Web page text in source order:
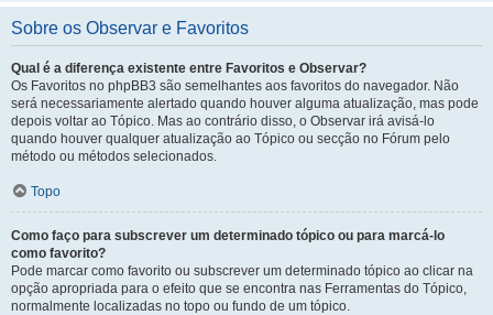
Sobre os Observar e Favoritos
Qual é a diferença existente entre Favoritos e Observar?
Os Favoritos no phpBB3 são semelhantes aos favoritos do navegador. Não
será necessariamente alertado quando houver alguma atualização, mas pode
depois voltar ao Tópico. Mas ao contrário disso, o Observar irá avisá-lo
quando houver qualquer atualização ao Tópico ou secção no Fórum pelo
método ou métodos selecionados.
Topo
Como faço para subscrever um determinado tópico ou para marcá-lo
como favorito?
Pode marcar como favorito ou subscrever um determinado tópico ao clicar na
opção apropriada para o efeito que se encontra nas Ferramentas do Tópico,
normalmente localizadas no topo ou fundo de um tópico.